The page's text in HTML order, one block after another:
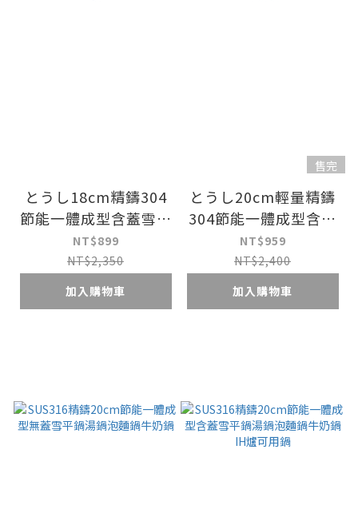
とうし18cm精鑄304
節能一體成型含蓋雪平
鍋湯鍋泡麵鍋牛奶鍋
NT$899
NT$2,350
加入購物車
售完
とうし20cm輕量精鑄
304節能一體成型含蓋
雪平鍋湯鍋泡麵鍋牛奶
鍋
NT$959
NT$2,400
加入購物車